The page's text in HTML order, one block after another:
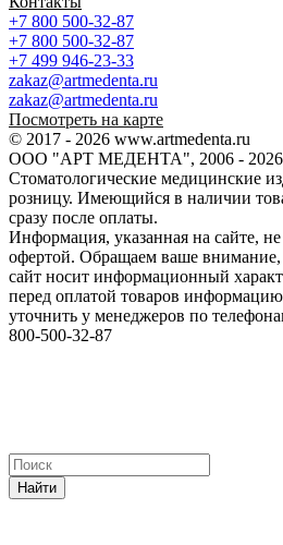
+7 800 500-32-87
+7 800 500-32-87
+7 499 946-23-33
zakaz@artmedenta.ru
zakaz@artmedenta.ru
Посмотреть на карте
© 2017 - 2026 www.artmedenta.ru
ООО "АРТ МЕДЕНТА", 2006 - 2026.
Стоматологические медицинские
розницу. Имеющийся в наличии
сразу после оплаты.
Информация, указанная на сайте,
офертой. Обращаем ваше
сайт носит информационный
перед оплатой товаров
уточнить у менеджеров по
800-500-32-87
Найти